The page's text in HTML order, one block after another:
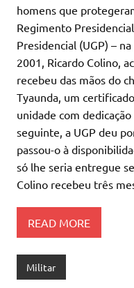
homens que
Regimento
Presidencial (UGP) –
2001, Ricardo Colino,
recebeu das mãos do
Tyaunda, um
unidade com
seguinte, a UGP deu
passou-o à
só lhe seria entregue
Colino recebeu três
READ MORE
Militar